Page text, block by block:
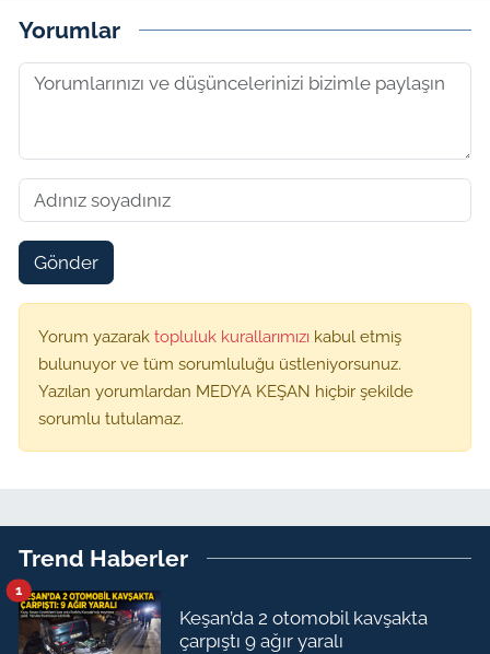
Yorumlar
Gönder
Yorum yazarak topluluk kurallarımızı kabul etmiş
bulunuyor ve tüm sorumluluğu üstleniyorsunuz.
Yazılan yorumlardan MEDYA KEŞAN hiçbir şekilde
sorumlu tutulamaz.
Trend Haberler
Keşan’da 2 otomobil kavşakta
çarpıştı 9 ağır yaralı
1